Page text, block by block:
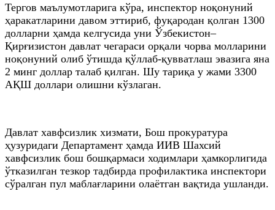
Тергов маълумотларига кўра, инспектор ноқонуний
ҳаракатларини давом эттириб, фуқародан қолган 1300
долларни ҳамда келгусида уни Ўзбекистон–
Қирғизистон давлат чегараси орқали чорва молларини
ноқонуний олиб ўтишда қўллаб-қувватлаш эвазига яна
2 минг доллар талаб қилган. Шу тариқа у жами 3300
АҚШ доллари олишни кўзлаган.
Давлат хавфсизлик хизмати, Бош прокуратура
ҳузуридаги Департамент ҳамда ИИВ Шахсий
хавфсизлик бош бошқармаси ходимлари ҳамкорлигида
ўтказилган тезкор тадбирда профилактика инспектори
сўралган пул маблағларини олаётган вақтида ушланди.